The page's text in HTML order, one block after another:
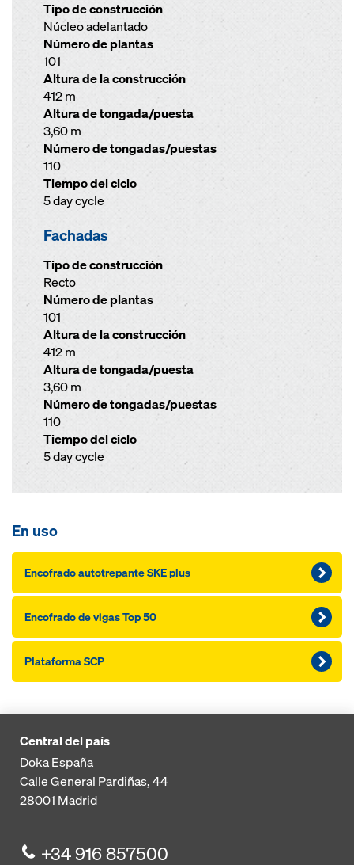
Tipo de construcción
Núcleo adelantado
Número de plantas
101
Altura de la construcción
412 m
Altura de tongada/puesta
3,60 m
Número de tongadas/puestas
110
Tiempo del ciclo
5 day cycle
Fachadas
Tipo de construcción
Recto
Número de plantas
101
Altura de la construcción
412 m
Altura de tongada/puesta
3,60 m
Número de tongadas/puestas
110
Tiempo del ciclo
5 day cycle
En uso
Encofra­do autotrepante SKE plus
Encofra­do de vi­gas Top 50
Plataforma SCP
Central del país
Doka España
Calle General Pardiñas, 44
28001 Madrid
+34 916 857500